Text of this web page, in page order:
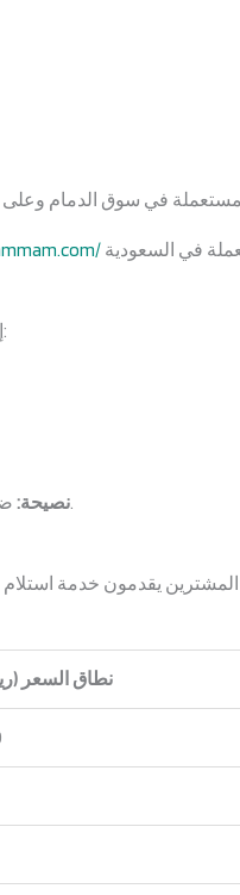
إذا كان المكيف يعمل، يمكنك بيعه بسهولة عبر الإنترنت. أهم المنصات:
نصيحة:ضع صور واضحة للمكيف، اذكر الماركة/الموديل، وحالة الجهاز بدقة.
نطاق السعر